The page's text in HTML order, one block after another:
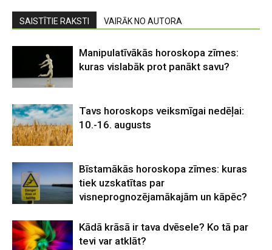
SAISTĪTIE RAKSTI VAIRĀK NO AUTORA
Manipulatīvākās horoskopa zīmes:
kuras vislabāk prot panākt savu?
Tavs horoskops veiksmīgai nedēļai:
10.-16. augusts
Bīstamākās horoskopa zīmes: kuras
tiek uzskatītas par
visneprognozējamākajām un kāpēc?
Kādā krāsā ir tava dvēsele? Ko tā par
tevi var atklāt?